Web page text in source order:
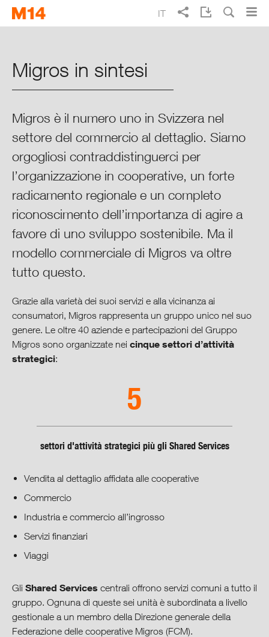
to
to
Vivere meglio ogni giorno
Punti cruciali 2014
Rapporto integrale sulla
situazione
Migros in sintesi
Migros nel contesto
Collaboratori
Ambiente
Società & cultura
Prospettive & obiettivi
IT
Migros in sintesi
Migros è il numero uno in Svizzera nel
settore del commercio al dettaglio. Siamo
orgogliosi contraddistinguerci per
l’organizzazione in cooperative, un forte
radicamento regionale e un completo
riconoscimento dell’importanza di agire a
favore di uno sviluppo sostenibile. Ma il
modello commerciale di Migros va oltre
tutto questo.
Grazie alla varietà dei suoi servizi e alla vicinanza ai
consumatori, Migros rappresenta un gruppo unico nel suo
genere. Le oltre 40 aziende e partecipazioni del Gruppo
Migros sono organizzate nei cinque settori d’attività
strategici:
5
settori d'attività strategici più gli Shared Services
Vendita al dettaglio affidata alle cooperative
Commercio
Industria e commercio all’ingrosso
Servizi finanziari
Viaggi
Gli Shared Services centrali offrono servizi comuni a tutto il
gruppo. Ognuna di queste sei unità è subordinata a livello
gestionale a un membro della Direzione generale della
Federazione delle cooperative Migros (FCM).